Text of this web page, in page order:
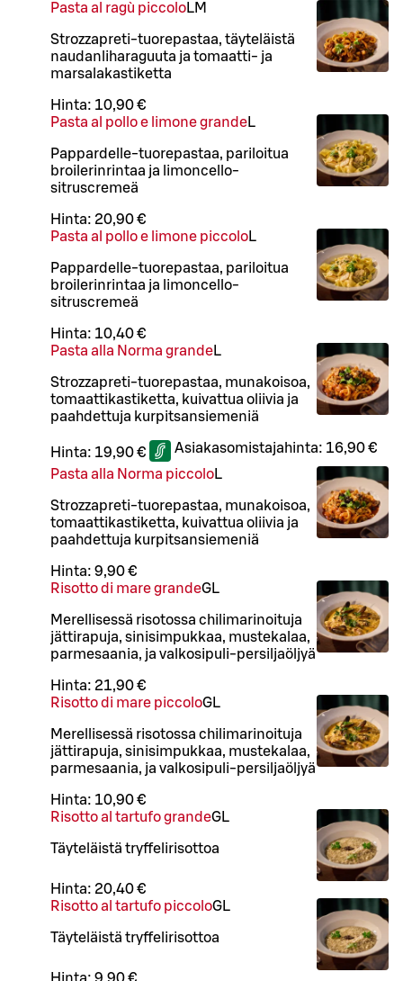
Pasta al ragù piccoloLM
Strozzapreti-tuorepastaa, täyteläistä
naudanliharaguuta ja tomaatti- ja
marsalakastiketta
Hinta: 10,90 €
Pasta al pollo e limone grandeL
Pappardelle-tuorepastaa, pariloitua
broilerinrintaa ja limoncello-
sitruscremeä
Hinta: 20,90 €
Pasta al pollo e limone piccoloL
Pappardelle-tuorepastaa, pariloitua
broilerinrintaa ja limoncello-
sitruscremeä
Hinta: 10,40 €
Pasta alla Norma grandeL
Strozzapreti-tuorepastaa, munakoisoa,
tomaattikastiketta, kuivattua oliivia ja
paahdettuja kurpitsansiemeniä
Hinta: 19,90 € Asiakasomistajahinta: 16,90 €
Pasta alla Norma piccoloL
Strozzapreti-tuorepastaa, munakoisoa,
tomaattikastiketta, kuivattua oliivia ja
paahdettuja kurpitsansiemeniä
Hinta: 9,90 €
Risotto di mare grandeGL
Merellisessä risotossa chilimarinoituja
jättirapuja, sinisimpukkaa, mustekalaa,
parmesaania, ja valkosipuli-persiljaöljyä
Hinta: 21,90 €
Risotto di mare piccoloGL
Merellisessä risotossa chilimarinoituja
jättirapuja, sinisimpukkaa, mustekalaa,
parmesaania, ja valkosipuli-persiljaöljyä
Hinta: 10,90 €
Risotto al tartufo grandeGL
Täyteläistä tryffelirisottoa
Hinta: 20,40 €
Risotto al tartufo piccoloGL
Täyteläistä tryffelirisottoa